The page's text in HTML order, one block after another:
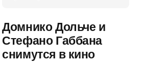
Домнико Дольче и
Стефано Габбана
снимутся в кино